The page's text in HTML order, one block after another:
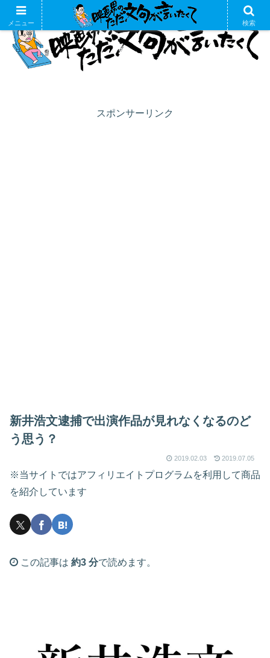
スポンサーリンク
新井浩文逮捕で出演作品が見れなくなるのど
う思う？
2019.02.03 2019.07.05
※当サイトではアフィリエイトプログラムを利用して商品
を紹介しています
この記事は 約3 分で読めます。
メニュー 検索